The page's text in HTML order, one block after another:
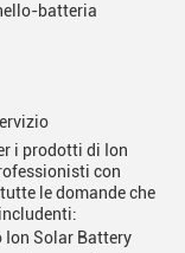
batteria
i prodotti di Ion
con
le domande che
Solar Battery